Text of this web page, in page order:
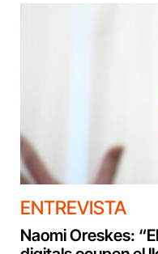
ENTREVISTA
Naomi Oreskes: